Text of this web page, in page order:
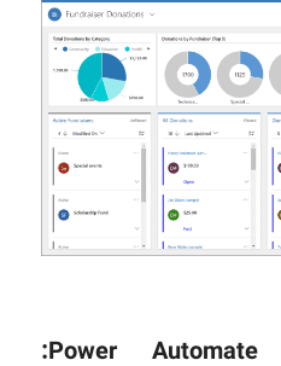
۳. شیرپوینت + Power Automate: